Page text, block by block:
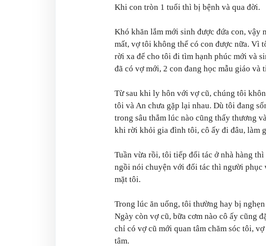
Khi con tròn 1 tuổi thì bị bệnh và qua đời.
Khó khăn lắm mới sinh được đứa con, vậy
mất, vợ tôi không thể có con được nữa. Vì
rời xa để cho tôi đi tìm hạnh phúc mới và
đã có vợ mới, 2 con đang học mẫu giáo và
Từ sau khi ly hôn với vợ cũ, chúng tôi
tôi và An chưa gặp lại nhau. Dù tôi đang
trong sâu thẳm lúc nào cũng thấy thương
khi rời khỏi gia đình tôi, cô ấy đi đâu, làm
Tuần vừa rồi, tôi tiếp đối tác ở nhà hàng
ngồi nói chuyện với đối tác thì người phục
mặt tôi.
Trong lúc ăn uống, tôi thường hay bị
Ngày còn vợ cũ, bữa cơm nào cô ấy cũng
chỉ có vợ cũ mới quan tâm chăm sóc tôi,
tâm.